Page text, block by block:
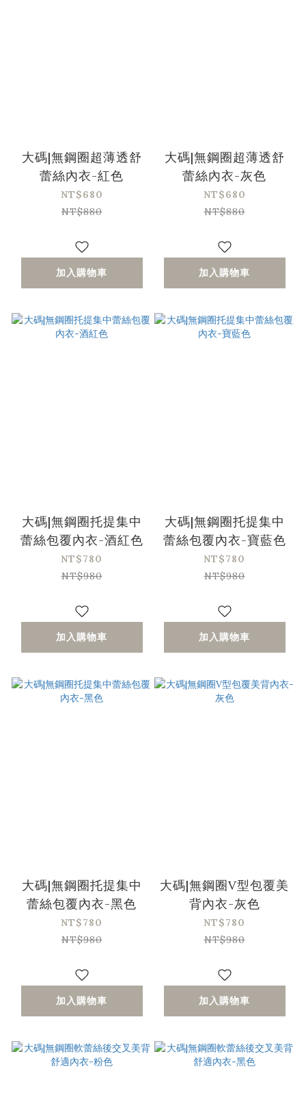
大碼|無鋼圈超薄透舒
蕾絲內衣-紅色
NT$680
NT$880
加入購物車
大碼|無鋼圈超薄透舒
蕾絲內衣-灰色
NT$680
NT$880
加入購物車
大碼|無鋼圈托提集中
蕾絲包覆內衣-酒紅色
NT$780
NT$980
加入購物車
大碼|無鋼圈托提集中
蕾絲包覆內衣-寶藍色
NT$780
NT$980
加入購物車
大碼|無鋼圈托提集中
蕾絲包覆內衣-黑色
NT$780
NT$980
加入購物車
大碼|無鋼圈V型包覆美
背內衣-灰色
NT$780
NT$980
加入購物車